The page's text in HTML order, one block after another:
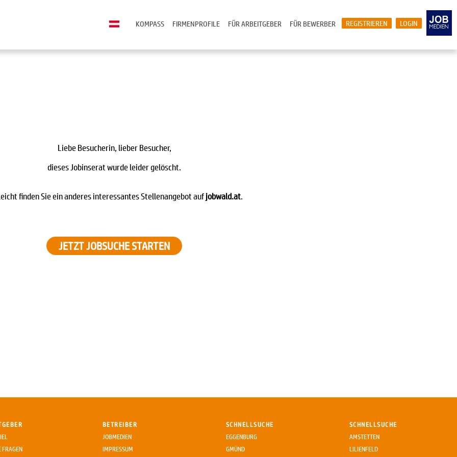
LOGIN
REGISTRIEREN
FÜR BEWERBER
FÜR ARBEITGEBER
FIRMENPROFILE
KOMPASS
Liebe Besucherin, lieber Besucher,
dieses Jobinserat wurde leider gelöscht.
finden Sie ein anderes interessantes Stellenangebot aufjobwald.at
JETZT JOBSUCHE STARTEN
FRAGEN
BETREIBER
JOBMEDIEN
IMPRESSUM
SCHNELLSUCHE
EGGENBURG
GMÜND
SCHNELLSUCHE
AMSTETTEN
LILIENFELD